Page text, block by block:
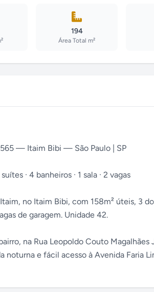
194
Área Total m²
— Itaim Bibi — São Paulo | SP
· 4 banheiros · 1 sala · 2 vagas
no Itaim Bibi, com 158m² úteis, 3
de garagem. Unidade 42.
na Rua Leopoldo Couto
noturna e fácil acesso à Avenida Faria